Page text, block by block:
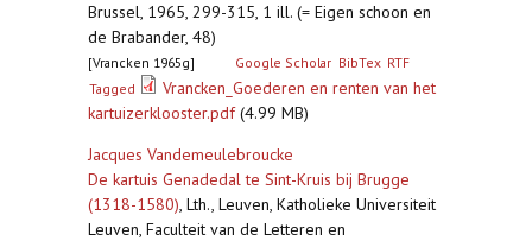
Brussel, 1965, 299-315, 1 ill. (= Eigen schoon en
de Brabander, 48)
[Vrancken 1965g] Google Scholar BibTex RTF
Tagged
Vrancken_Goederen en renten van het
kartuizerklooster.pdf(4.99 MB)
Jacques Vandemeulebroucke
De kartuis Genadedal te Sint-Kruis bij Brugge
(1318-1580), Lth., Leuven, Katholieke Universiteit
Leuven, Faculteit van de Letteren en